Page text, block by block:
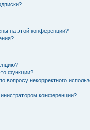
на этой конференции?
функции?
вопросу некорректного
конференции?